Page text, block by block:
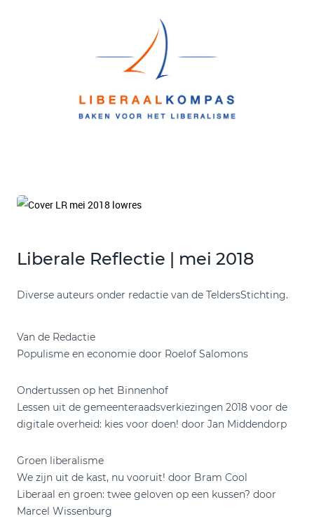
Liberale Reflectie | mei 2018
Diverse auteurs onder redactie van de TeldersStichting.
Van de Redactie
Populisme en economie door Roelof Salomons
Ondertussen op het Binnenhof
Lessen uit de gemeenteraadsverkiezingen 2018 voor de
digitale overheid: kies voor doen! door Jan Middendorp
Groen liberalisme
We zijn uit de kast, nu vooruit! door Bram Cool
Liberaal en groen: twee geloven op een kussen? door
Marcel Wissenburg